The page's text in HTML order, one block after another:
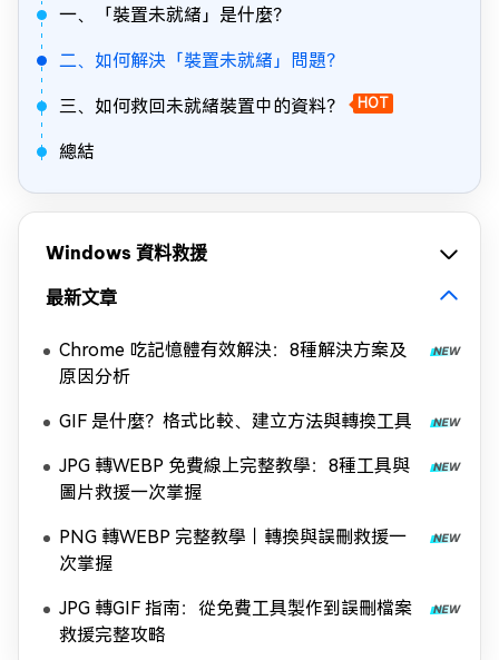
一、「裝置未就緒」是什麼？
二、如何解決「裝置未就緒」問題？
三、如何救回未就緒裝置中的資料？ HOT
總結
Windows 資料救援
最新文章
Chrome 吃記憶體有效解決：8種解決方案及
原因分析
GIF 是什麼？格式比較、建立方法與轉換工具
JPG 轉WEBP 免費線上完整教學：8種工具與
圖片救援一次掌握
PNG 轉WEBP 完整教學｜轉換與誤刪救援一
次掌握
JPG 轉GIF 指南：從免費工具製作到誤刪檔案
救援完整攻略